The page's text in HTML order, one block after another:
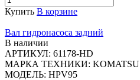
Купить В корзине
Вал гидронасоса задний
В наличии
АРТИКУЛ: 61178-HD
МАРКА ТЕХНИКИ: KOMATSU
МОДЕЛЬ: HPV95